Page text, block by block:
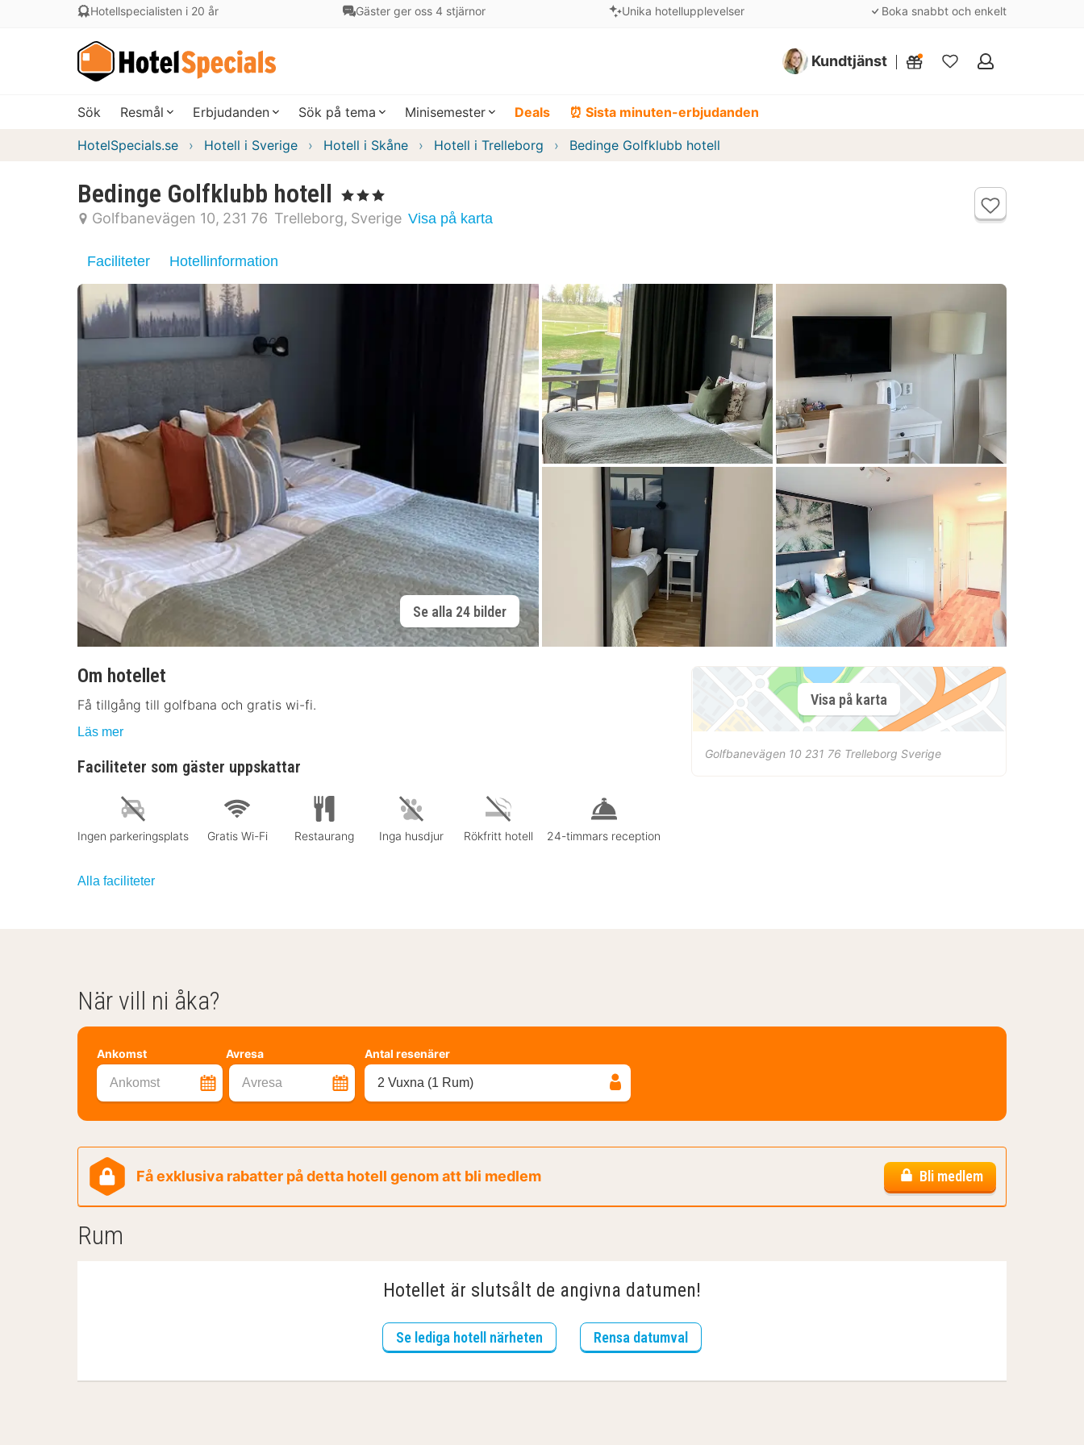
Hotellspecialisten i 20 år Gäster ger oss 4 stjärnor Unika hotellupplevelser Boka snabbt och enkelt
Kundtjänst
Mina
Sök Resmål Erbjudanden Sök på tema Minisemester Deals ⏰ Sista minuten-erbjudanden
HotelSpecials.se Hotell i Sverige Hotell i Skåne Hotell i Trelleborg Bedinge Golfklubb hotell
Bedinge Golfklubb hotell , 3 Stjärnor
Golfbanevägen 10 231 76 Trelleborg Sverige Visa på karta
Faciliteter Hotellinformation
Se alla 24 bilder
Om hotellet
Få tillgång till golfbana och gratis wi-fi.
Läs mer
Faciliteter som gäster uppskattar
Ingen parkeringsplats Gratis Wi-Fi Restaurang Inga husdjur Rökfritt hotell 24-timmars reception
Alla faciliteter
Visa på karta
Golfbanevägen 10 231 76 Trelleborg Sverige
När vill ni åka?
Ankomst Avresa
Ankomst Avresa
Antal resenärer
2 Vuxna (1 Rum)
Få exklusiva rabatter på detta hotell genom att bli medlem Bli medlem
Rum
Hotellet är slutsålt de angivna datumen!
Se lediga hotell närheten Rensa datumval